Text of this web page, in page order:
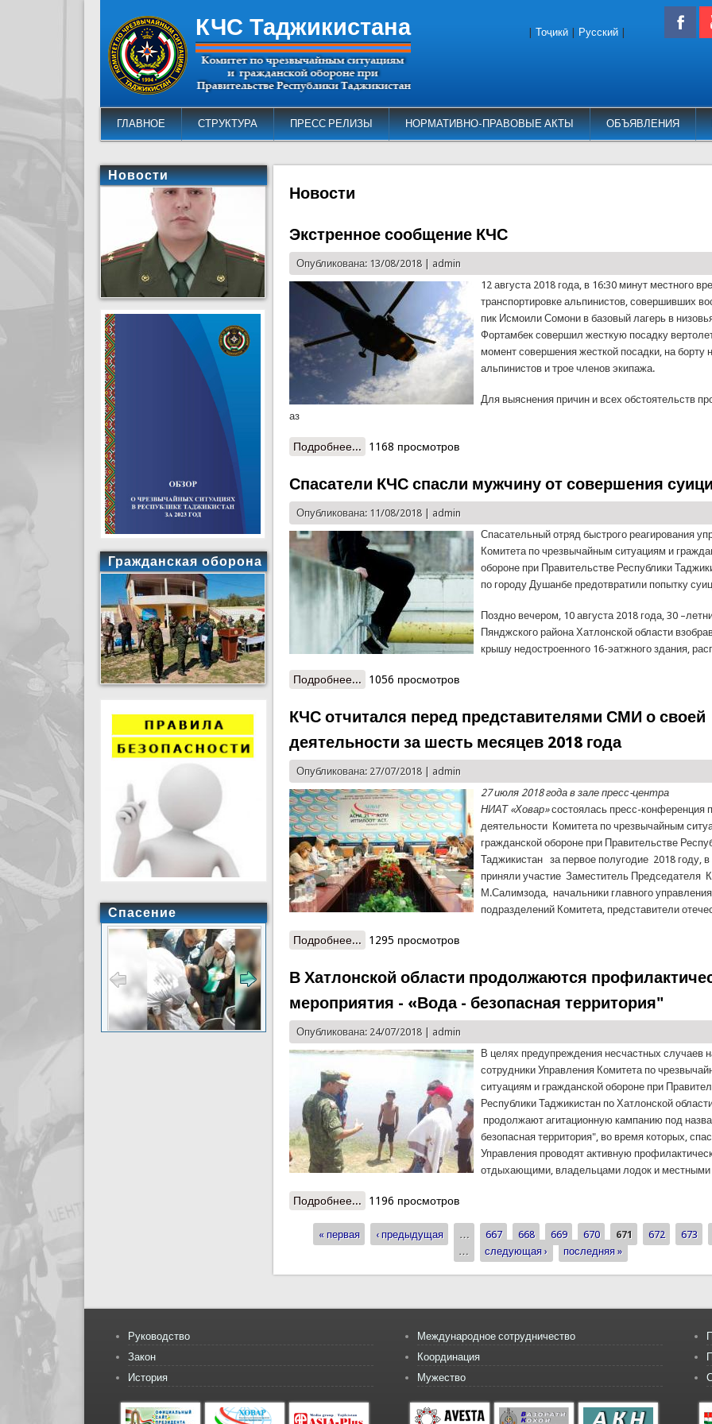
КЧС Таджикистана
ГЛАВНОЕ СТРУКТУРА ПРЕСС РЕЛИЗЫ НОРМАТИВНО-ПРАВОВЫЕ АКТЫ ОБЪЯВЛЕНИЯ
Тоҷикӣ Русский
Новости
Экстренное сообщение КЧС
Опубликована: 13/08/2018 | admin
12 августа 2018 года, в 16:30 минут местного
транспортировке альпинистов, совершивших
пик Исмоили Сомони в базовый лагерь в
Фортамбек совершил жесткую посадку
момент совершения жесткой посадки, на борту
альпинистов и трое членов экипажа.
Для выяснения причин и всех обстоятельств
аз
Подробнее... о Экстренное сообщение КЧС
1168 просмотров
Спасатели КЧС спасли мужчину от совершения
Опубликована: 11/08/2018 | admin
Спасательный отряд быстрого реагирования
Комитета по чрезвычайным ситуациям и
обороне при Правительстве Республики
по городу Душанбе предотвратили попытку
Поздно вечером, 10 августа 2018 года, 30
Пянджского района Хатлонской области
крышу недостроенного 16-эатжного здания,
Подробнее... о Спасатели КЧС спасли мужчину от совершения суицида
1056 просмотров
КЧС отчитался перед представителями СМИ о своей
деятельности за шесть месяцев 2018 года
Опубликована: 27/07/2018 | admin
27 июля 2018 года в зале пресс-центра
НИАТ «Ховар»состоялась пресс-конференция
деятельности Комитета по чрезвычайным
гражданской обороне при Правительстве
Таджикистан за первое полугодие 2018 году, в
приняли участие Заместитель Председателя
М.Салимзода, начальники главного
подразделений Комитета, представители
Подробнее... о КЧС отчитался перед представителями СМИ о своей
1295 просмотров
В Хатлонской области продолжаются
мероприятия - «Вода - безопасная территория"
Опубликована: 24/07/2018 | admin
В целях предупреждения несчастных случаев
сотрудники Управления Комитета по
ситуациям и гражданской обороне при
Республики Таджикистан по Хатлонской
продолжают агитационную кампанию под
безопасная территория", во время которых,
Управления проводят активную
отдыхающими, владельцами лодок и
Подробнее... о В Хатлонской области продолжаются профилактические
1196 просмотров
Страницы
« первая ‹ предыдущая … 667 668 669 670 671 672 673
…
следующая › последняя »
Новости
Гражданская оборона
Спасение
Руководство
Закон
История
Международное сотрудничество
Координация
Мужество